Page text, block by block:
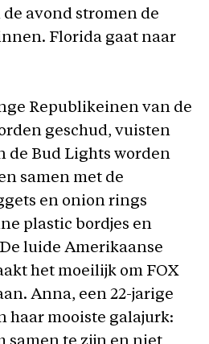
avond stromen de
Florida gaat naar
Republikeinen van de
geschud, vuisten
de Bud Lights worden
samen met de
en onion rings
plastic bordjes en
luide Amerikaanse
het moeilijk om FOX
Anna, een 22-jarige
haar mooiste galajurk: